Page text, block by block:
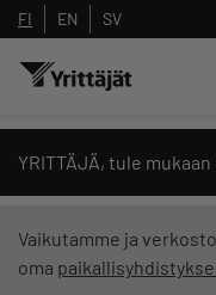
FI EN SV
YRITTÄJÄ, tule
Vaikutamme ja
oma
Hae sivustolta
Yrittäjien